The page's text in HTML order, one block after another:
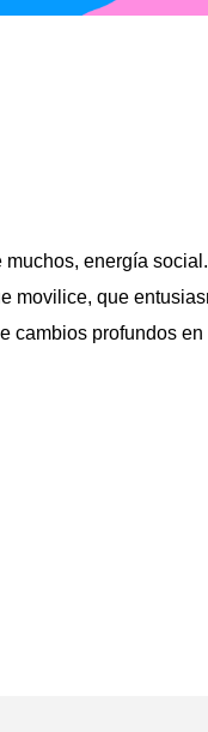
muchos, energía
movilice, que
cambios profundos en